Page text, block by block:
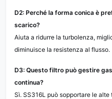
D2: Perché la forma conica è
scarico?
Aiuta a ridurre la turbolenza,
diminuisce la resistenza al flusso.
D3: Questo filtro può gestire
continua?
Sì. SS316L può sopportare le